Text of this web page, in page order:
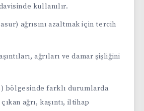
kullanılır.
ağrısını azaltmak için tercih
ağrıları ve damar şişliğini
bölgesinde farklı durumlarda
ağrı, kaşıntı, iltihap